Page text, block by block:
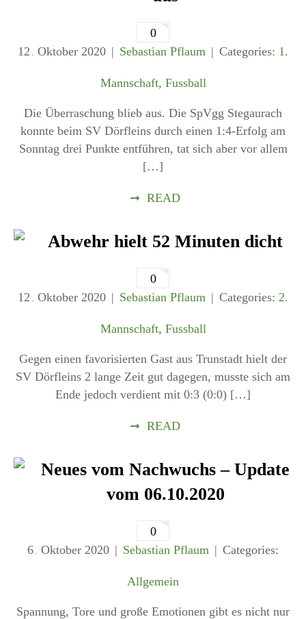
0
12 . Oktober 2020 Sebastian Pflaum Categories: 1.
Mannschaft, Fussball
Die Überraschung blieb aus. Die SpVgg Stegaurach
konnte beim SV Dörfleins durch einen 1:4-Erfolg am
Sonntag drei Punkte entführen, tat sich aber vor allem
[…]
➞ READ
Abwehr hielt 52 Minuten dicht
0
12 . Oktober 2020 Sebastian Pflaum Categories: 2.
Mannschaft, Fussball
Gegen einen favorisierten Gast aus Trunstadt hielt der
SV Dörfleins 2 lange Zeit gut dagegen, musste sich am
Ende jedoch verdient mit 0:3 (0:0) […]
➞ READ
Neues vom Nachwuchs – Update
vom 06.10.2020
0
6 . Oktober 2020 Sebastian Pflaum Categories:
Allgemein
Spannung, Tore und große Emotionen gibt es nicht nur